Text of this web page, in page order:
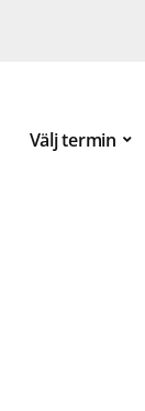
Välj termin